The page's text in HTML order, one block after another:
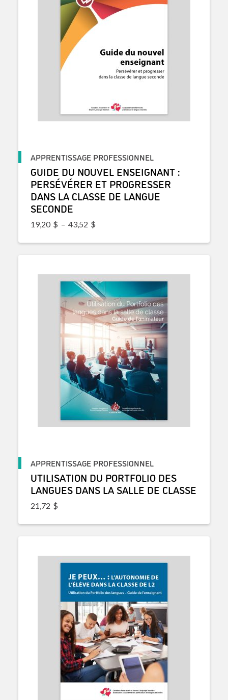
APPRENTISSAGE PROFESSIONNEL
GUIDE DU NOUVEL ENSEIGNANT :
PERSÉVÉRER ET PROGRESSER
DANS LA CLASSE DE LANGUE
SECONDE
19,20 $ – 43,52 $
APPRENTISSAGE PROFESSIONNEL
UTILISATION DU PORTFOLIO DES
LANGUES DANS LA SALLE DE CLASSE
21,72 $